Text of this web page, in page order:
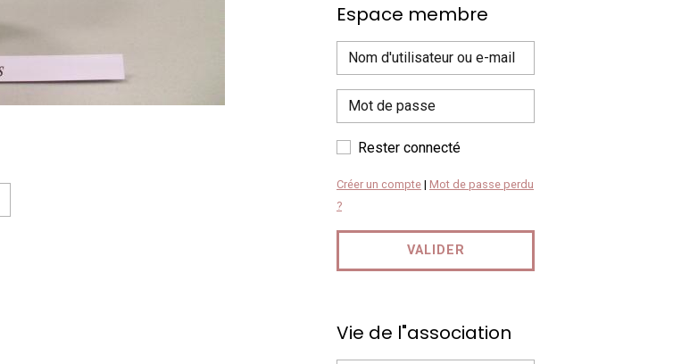
Espace membre
Rester connecté
Créer un compte | Mot de passe perdu
?
VALIDER
Vie de l"association